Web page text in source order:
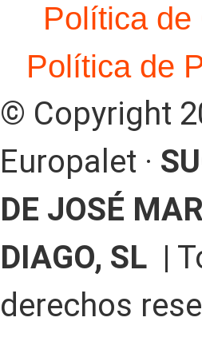
Política de
Política de
© Copyright
Europalet ·
DE JOSÉ
DIAGO, SL |
derechos